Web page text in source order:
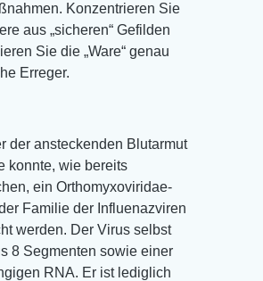
Konzentrieren Sie
aus „sicheren“ Gefilden
Sie die „Ware“ genau
Erreger.
der ansteckenden Blutarmut
konnte, wie bereits
ein Orthomyxoviridae-
Familie der Influenazviren
werden. Der Virus selbst
8 Segmenten sowie einer
RNA. Er ist lediglich